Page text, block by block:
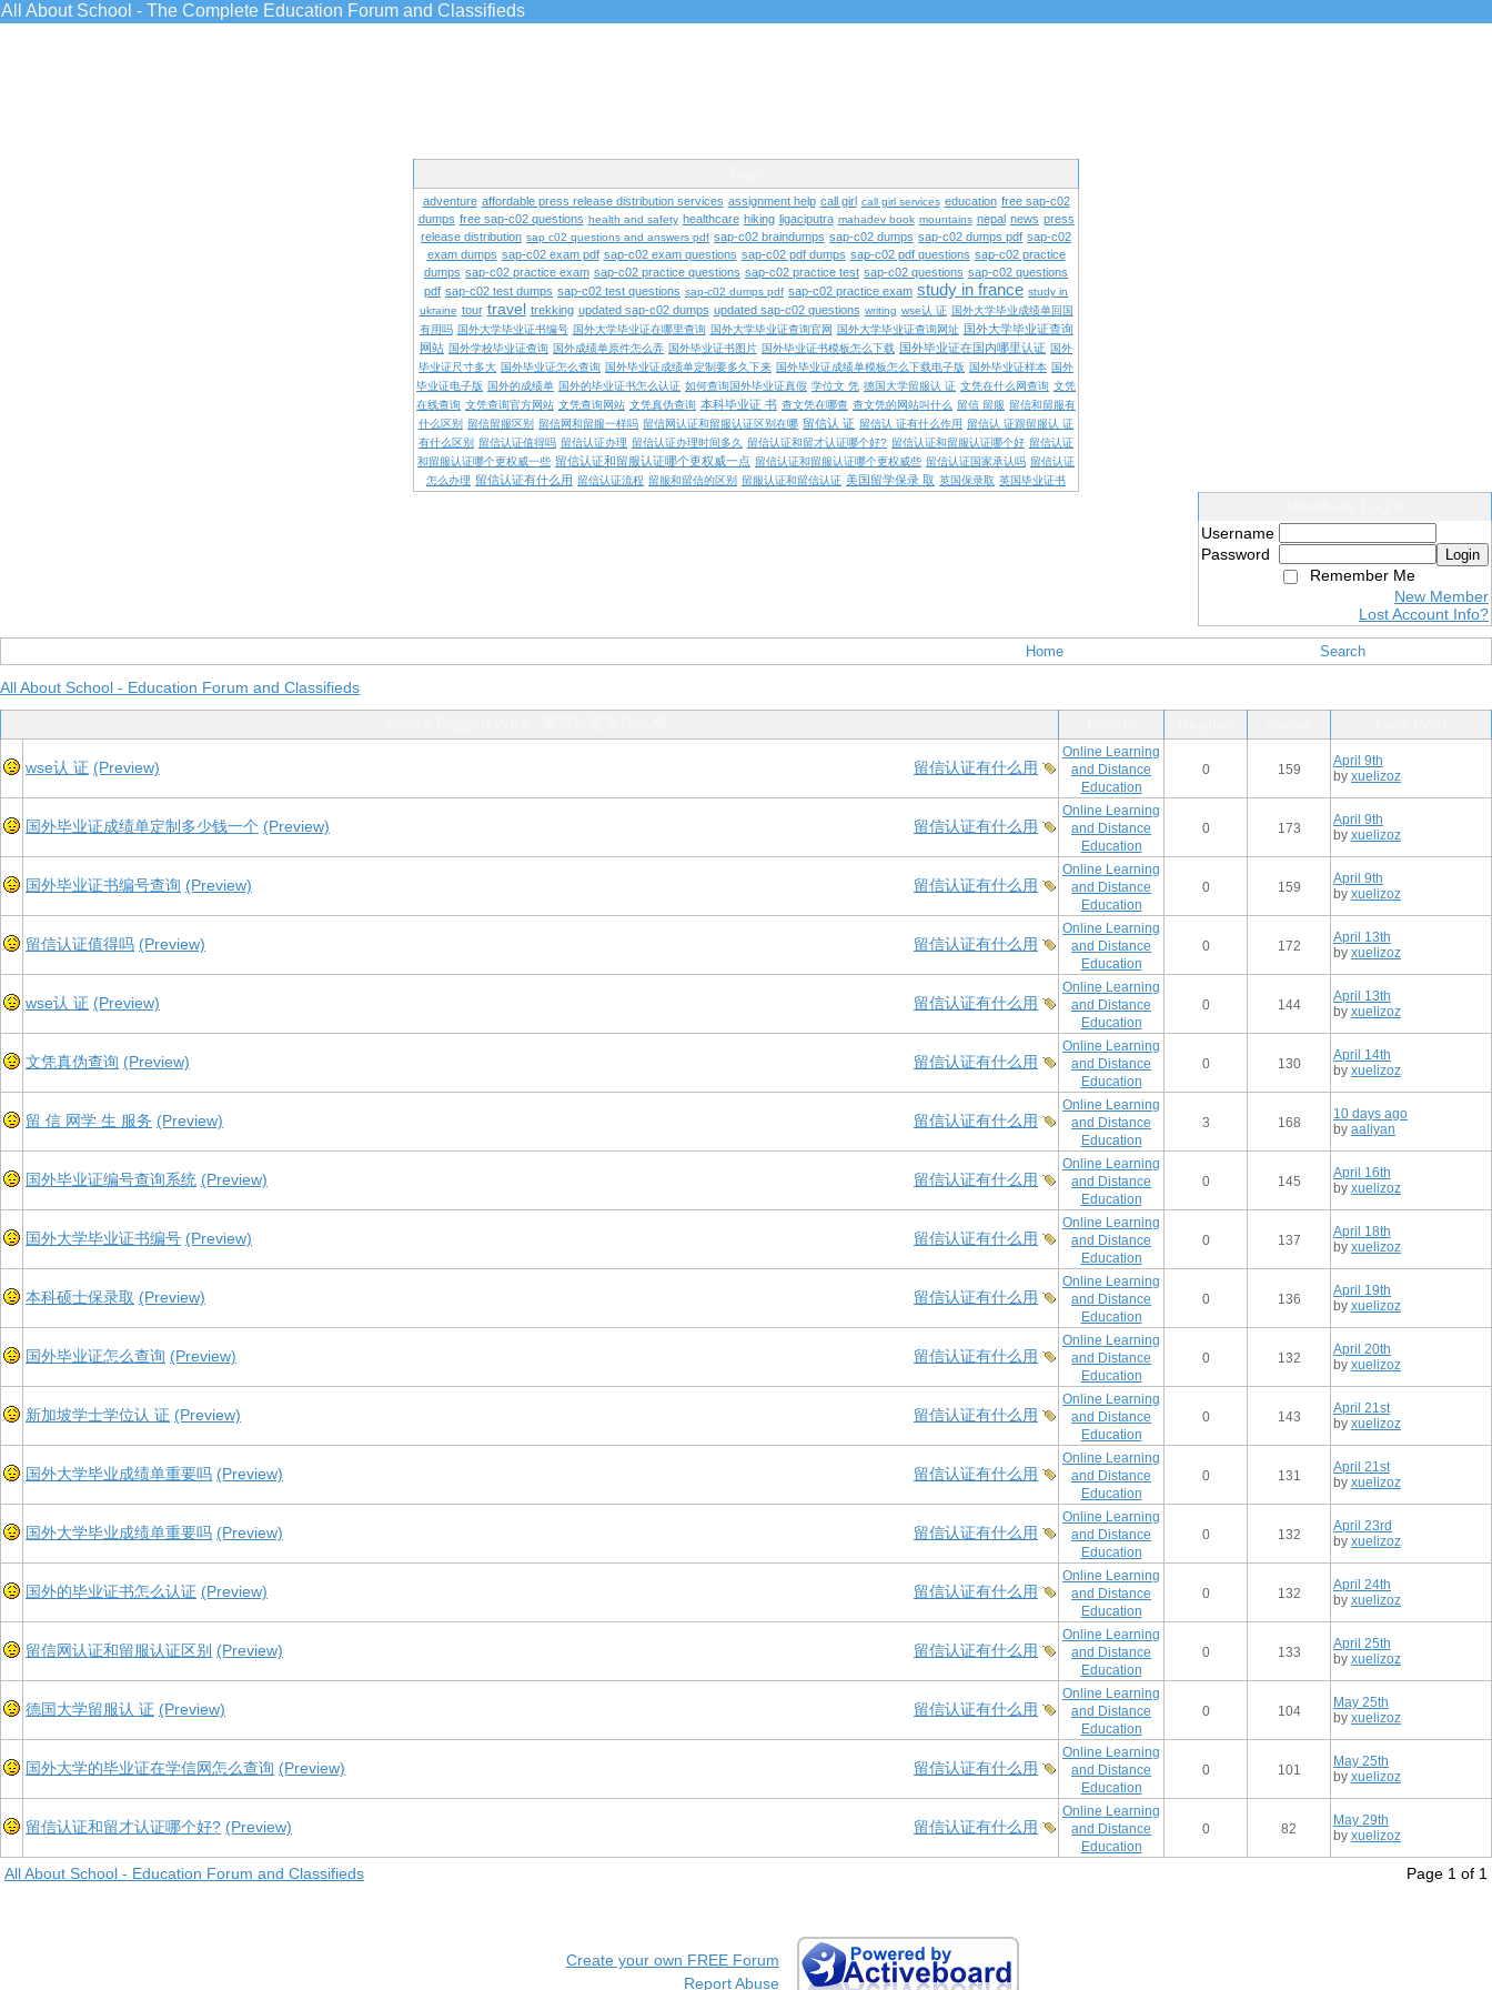
All About School - The Complete Education Forum and Classifieds
adventure affordable press release distribution services assignment help call girl call girl services education free sap-c02
dumps free sap-c02 questions health and safety healthcare hiking ligaciputra mahadev book mountains nepal news press
release distribution sap c02 questions and answers pdf sap-c02 braindumps sap-c02 dumps sap-c02 dumps pdf sap-c02
exam dumps sap-c02 exam pdf sap-c02 exam questions sap-c02 pdf dumps sap-c02 pdf questions sap-c02 practice
dumps sap-c02 practice exam sap-c02 practice questions sap-c02 practice test sap-c02 questions sap-c02 questions
pdf sap-c02 test dumps sap-c02 test questions sap-c02 dumps pdf sap-c02 practice exam study in france study in
ukraine tour travel trekking updated sap-c02 dumps updated sap-c02 questions writing wse认 证 国外大学毕业成绩单回国
有用吗 国外大学毕业证书编号 国外大学毕业证在哪里查询 国外大学毕业证查询官网 国外大学毕业证查询网址 国外大学毕业证查询
网站 国外学校毕业证查询 国外成绩单原件怎么弄 国外毕业证书图片 国外毕业证书模板怎么下载 国外毕业证在国内哪里认证 国外
毕业证尺寸多大 国外毕业证怎么查询 国外毕业证成绩单定制要多久下来 国外毕业证成绩单模板怎么下载电子版 国外毕业证样本 国外
毕业证电子版 国外的成绩单 国外的毕业证书怎么认证 如何查询国外毕业证真假 学位文 凭 德国大学留服认 证 文凭在什么网查询 文凭
在线查询 文凭查询官方网站 文凭查询网站 文凭真伪查询 本科毕业证 书 查文凭在哪查 查文凭的网站叫什么 留信 留服 留信和留服有
什么区别 留信留服区别 留信网和留服一样吗 留信网认证和留服认证区别在哪 留信认 证 留信认 证有什么作用 留信认 证跟留服认 证
有什么区别 留信认证值得吗 留信认证办理 留信认证办理时间多久 留信认证和留才认证哪个好? 留信认证和留服认证哪个好 留信认证
和留服认证哪个更权威一些 留信认证和留服认证哪个更权威一点 留信认证和留服认证哪个更权威些 留信认证国家承认吗 留信认证
怎么办理 留信认证有什么用 留信认证流程 留服和留信的区别 留服认证和留信认证 美国留学保录 取 英国保录取 英国毕业证书
Username
Password
Login
Remember Me
New Member
Lost Account Info?
Home Search
All About School - Education Forum and Classifieds
留信认证有什么用
wse认 证 (Preview)
Online Learning
and Distance
Education
0 159
April 9th
by xuelizoz
留信认证有什么用
国外毕业证成绩单定制多少钱一个 (Preview)
Online Learning
and Distance
Education
0 173
April 9th
by xuelizoz
留信认证有什么用
国外毕业证书编号查询 (Preview)
Online Learning
and Distance
Education
0 159
April 9th
by xuelizoz
留信认证有什么用
留信认证值得吗 (Preview)
Online Learning
and Distance
Education
0 172
April 13th
by xuelizoz
留信认证有什么用
wse认 证 (Preview)
Online Learning
and Distance
Education
0 144
April 13th
by xuelizoz
留信认证有什么用
文凭真伪查询 (Preview)
Online Learning
and Distance
Education
0 130
April 14th
by xuelizoz
留信认证有什么用
留 信 网学 生 服务 (Preview)
Online Learning
and Distance
Education
3 168
10 days ago
by aaliyan
留信认证有什么用
国外毕业证编号查询系统 (Preview)
Online Learning
and Distance
Education
0 145
April 16th
by xuelizoz
留信认证有什么用
国外大学毕业证书编号 (Preview)
Online Learning
and Distance
Education
0 137
April 18th
by xuelizoz
留信认证有什么用
本科硕士保录取 (Preview)
Online Learning
and Distance
Education
0 136
April 19th
by xuelizoz
留信认证有什么用
国外毕业证怎么查询 (Preview)
Online Learning
and Distance
Education
0 132
April 20th
by xuelizoz
留信认证有什么用
新加坡学士学位认 证 (Preview)
Online Learning
and Distance
Education
0 143
April 21st
by xuelizoz
留信认证有什么用
国外大学毕业成绩单重要吗 (Preview)
Online Learning
and Distance
Education
0 131
April 21st
by xuelizoz
留信认证有什么用
国外大学毕业成绩单重要吗 (Preview)
Online Learning
and Distance
Education
0 132
April 23rd
by xuelizoz
留信认证有什么用
国外的毕业证书怎么认证 (Preview)
Online Learning
and Distance
Education
0 132
April 24th
by xuelizoz
留信认证有什么用
留信网认证和留服认证区别 (Preview)
Online Learning
and Distance
Education
0 133
April 25th
by xuelizoz
留信认证有什么用
德国大学留服认 证 (Preview)
Online Learning
and Distance
Education
0 104
May 25th
by xuelizoz
留信认证有什么用
国外大学的毕业证在学信网怎么查询 (Preview)
Online Learning
and Distance
Education
0 101
May 25th
by xuelizoz
留信认证有什么用
留信认证和留才认证哪个好? (Preview)
Online Learning
and Distance
Education
0 82
May 29th
by xuelizoz
All About School - Education Forum and Classifieds Page 1 of 1
Create your own FREE Forum
Report Abuse